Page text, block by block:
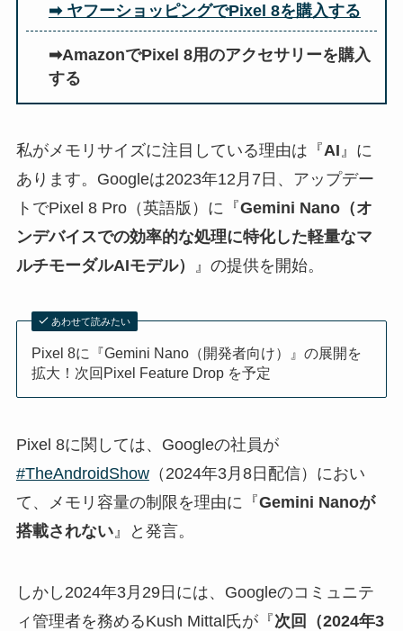
➡ ヤフーショッピングでPixel 8を購入する
➡AmazonでPixel 8用のアクセサリーを購入
する
私がメモリサイズに注目している理由は『AI』に
あります。Googleは2023年12月7日、アップデー
トでPixel 8 Pro（英語版）に『Gemini Nano（オ
ンデバイスでの効率的な処理に特化した軽量なマ
ルチモーダルAIモデル）
』の提供を開始。
あわせて読みたい
Pixel 8に『Gemini Nano（開発者向け）』の展開を
拡大！次回Pixel Feature Drop を予定
Pixel 8に関しては、Googleの社員が
#TheAndroidShow（2024年3月8日配信）におい
て、メモリ容量の制限を理由に『Gemini Nanoが
搭載されない』と発言。
しかし2024年3月29日には、Googleのコミュニテ
ィ管理者を務めるKush Mittal氏が『次回（2024年3